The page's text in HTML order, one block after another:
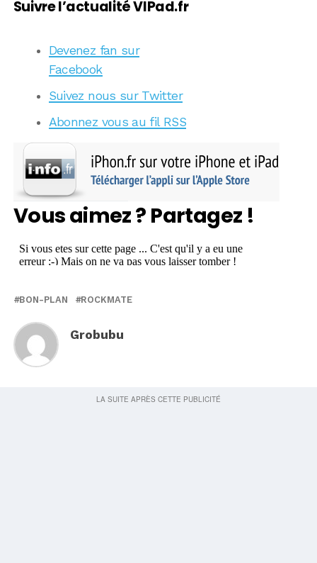
Suivre l’actualité VIPad.fr
Devenez fan sur
Facebook
Suivez nous sur Twitter
Abonnez vous au fil RSS
Vous aimez ? Partagez !
BON-PLAN ROCKMATE
Grobubu